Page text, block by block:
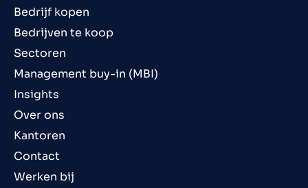
Bedrijf kopen
Bedrijven te koop
Sectoren
Management buy-in (MBI)
Insights
Over ons
Kantoren
Contact
Werken bij